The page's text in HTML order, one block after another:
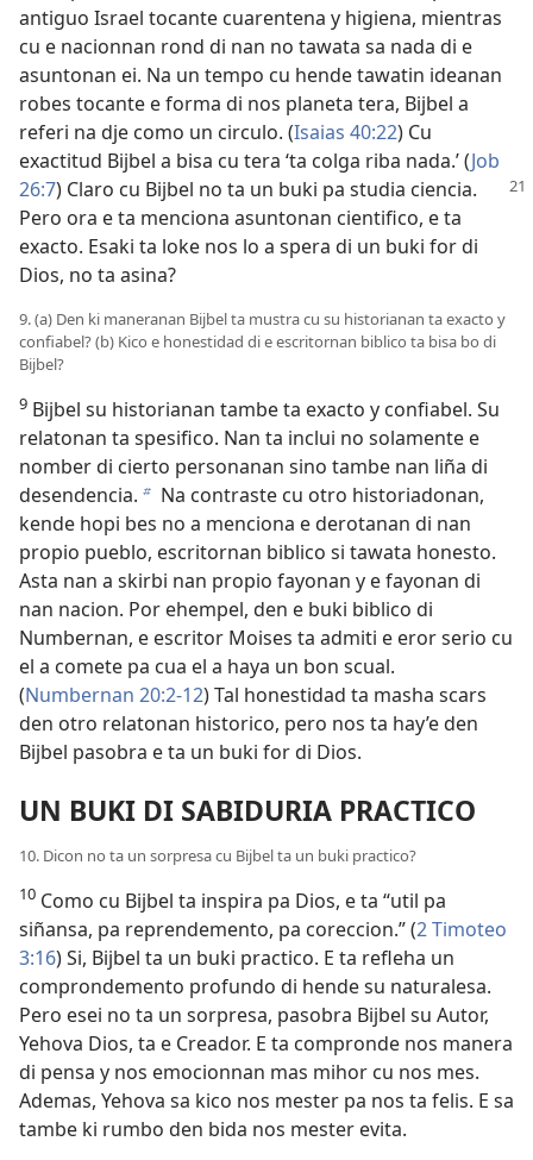
antiguo Israel tocante cuarentena y higiena, mientras
cu e nacionnan rond di nan no tawata sa nada di e
asuntonan ei. Na un tempo cu hende tawatin ideanan
robes tocante e forma di nos planeta tera, Bijbel a
referi na dje como un circulo. (Isaias 40:22) Cu
exactitud Bijbel a bisa cu tera ‘ta colga riba nada.’ (Job
26:7) Claro cu Bijbel no ta un buki pa studia ciencia.
Pero ora e ta menciona asuntonan cientifico, e ta
exacto. Esaki ta loke nos lo a spera di un buki for di
Dios, no ta asina?
9. (a) Den ki maneranan Bijbel ta mustra cu su historianan ta exacto y
confiabel? (b) Kico e honestidad di e escritornan biblico ta bisa bo di
Bijbel?
9 Bijbel su historianan tambe ta exacto y confiabel. Su
relatonan ta spesifico. Nan ta inclui no solamente e
nomber di cierto personanan sino tambe nan liña di
desendencia. b Na contraste cu otro historiadonan,
kende hopi bes no a menciona e derotanan di nan
propio pueblo, escritornan biblico si tawata honesto.
Asta nan a skirbi nan propio fayonan y e fayonan di
nan nacion. Por ehempel, den e buki biblico di
Numbernan, e escritor Moises ta admiti e eror serio cu
el a comete pa cua el a haya un bon scual.
(Numbernan 20:2-12) Tal honestidad ta masha scars
den otro relatonan historico, pero nos ta hay’e den
Bijbel pasobra e ta un buki for di Dios.
UN BUKI DI SABIDURIA PRACTICO
10. Dicon no ta un sorpresa cu Bijbel ta un buki practico?
10 Como cu Bijbel ta inspira pa Dios, e ta “util pa
siñansa, pa reprendemento, pa coreccion.” (2 Timoteo
3:16) Si, Bijbel ta un buki practico. E ta refleha un
comprondemento profundo di hende su naturalesa.
Pero esei no ta un sorpresa, pasobra Bijbel su Autor,
Yehova Dios, ta e Creador. E ta compronde nos manera
di pensa y nos emocionnan mas mihor cu nos mes.
Ademas, Yehova sa kico nos mester pa nos ta felis. E sa
tambe ki rumbo den bida nos mester evita.